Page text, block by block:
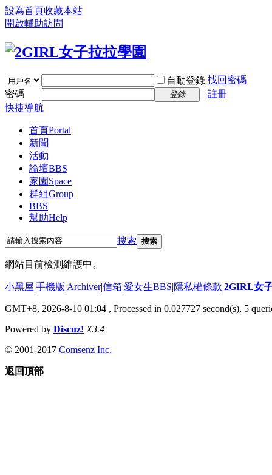
設為首頁收藏本站
開啟輔助訪問
自動登錄 找回密碼
密碼
登錄
註冊
快捷導航
首頁Portal
新聞
活動
論壇BBS
家園 Space
群組Group
BBS
幫助Help
搜索 搜索
網站目前檢測維護中。
小黑屋|手機版|Archiver|信箱|愛女生BBS|隱私權條款|2GIRL女
GMT+8, 2026-8-10 01:04 , Processed in 0.027727 second(s), 5
Powered by Discuz! X3.4
© 2001-2017 Comsenz Inc.
返回頂部